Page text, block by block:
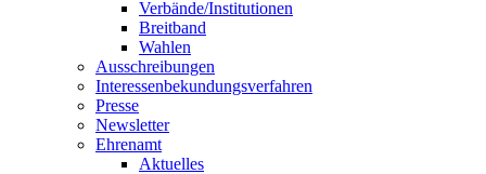
Verbände/Institutionen
Breitband
Wahlen
Ausschreibungen
Interessen­bekundungsverfahren
Presse
Newsletter
Ehrenamt
Aktuelles